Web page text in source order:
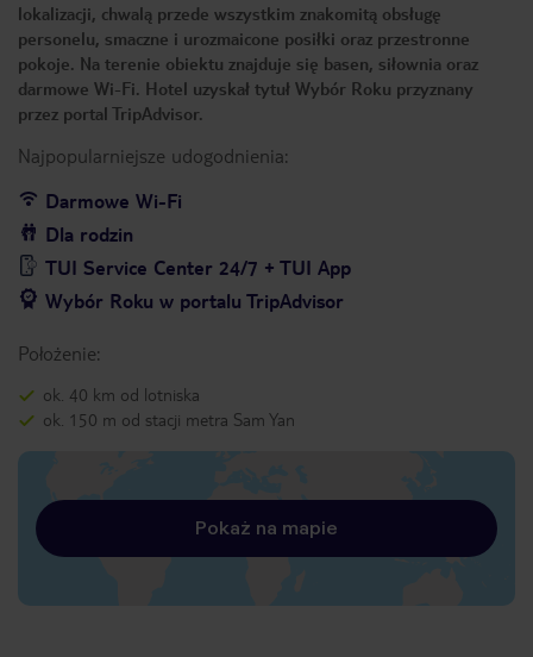
lokalizacji, chwalą przede wszystkim znakomitą obsługę
personelu, smaczne i urozmaicone posiłki oraz przestronne
pokoje. Na terenie obiektu znajduje się basen, siłownia oraz
darmowe Wi-Fi. Hotel uzyskał tytuł Wybór Roku przyznany
przez portal TripAdvisor.
Najpopularniejsze udogodnienia:
Darmowe Wi-Fi
Dla rodzin
TUI Service Center 24/7 + TUI App
Wybór Roku w portalu TripAdvisor
Położenie:
ok. 40 km od lotniska
ok. 150 m od stacji metra Sam Yan
Pokaż na mapie